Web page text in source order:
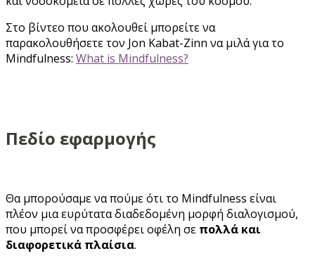
Στο βίντεο που ακολουθεί μπορείτε να
παρακολουθήσετε τον Jon Kabat-Zinn να μιλά για το
Mindfulness: What is Mindfulness?
Πεδίο εφαρμογής
Θα μπορούσαμε να πούμε ότι το Mindfulness είναι
πλέον μια ευρύτατα διαδεδομένη μορφή διαλογισμού,
που μπορεί να προσφέρει οφέλη σε πολλά και
διαφορετικά πλαίσια.